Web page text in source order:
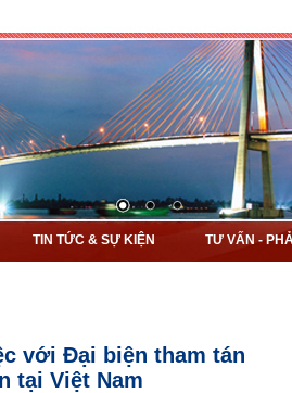
TIN TỨC & SỰ KIỆN TƯ VẤN -
với Đại biện tham tán
tại Việt Nam